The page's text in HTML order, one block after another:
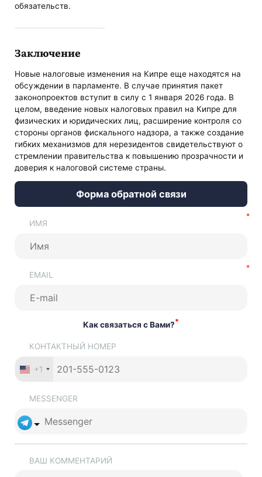
обязательств.
Заключение
Новые налоговые изменения на Кипре еще находятся на
обсуждении в парламенте. В случае принятия пакет
законопроектов вступит в силу с 1 января 2026 года. В
целом, введение новых налоговых правил на Кипре для
физических и юридических лиц, расширение контроля со
стороны органов фискального надзора, а также создание
гибких механизмов для нерезидентов свидетельствуют о
стремлении правительства к повышению прозрачности и
доверия к налоговой системе страны.
Форма обратной связи
ИМЯ
EMAIL
Как связаться с Вами?*
КОНТАКТНЫЙ НОМЕР
+1
MESSENGER
ВАШ КОММЕНТАРИЙ